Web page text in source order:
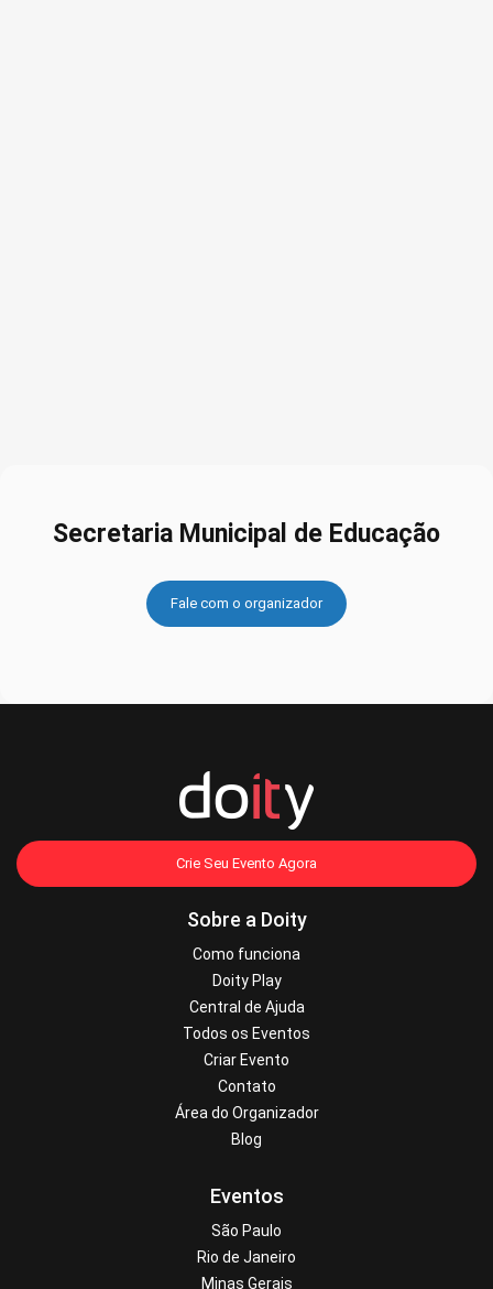
Secretaria Municipal de Educação
Fale com o organizador
Crie Seu Evento Agora
Sobre a Doity
Como funciona
Doity Play
Central de Ajuda
Todos os Eventos
Criar Evento
Contato
Área do Organizador
Blog
Eventos
São Paulo
Rio de Janeiro
Minas Gerais